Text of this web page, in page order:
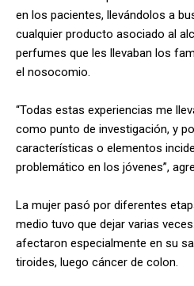
en los pacientes, llevándolos a
cualquier producto asociado al
perfumes que les llevaban los
el nosocomio.
“Todas estas experiencias me
como punto de investigación, y
características o elementos
problemático en los jóvenes”,
La mujer pasó por diferentes
medio tuvo que dejar varias
afectaron especialmente en su
tiroides, luego cáncer de colon.